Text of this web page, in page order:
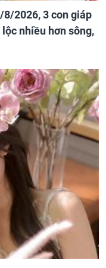
2026, 3 con giáp
nhiều hơn sông,